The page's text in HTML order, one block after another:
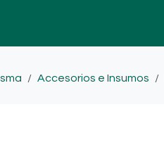
Accesorios e Insumos